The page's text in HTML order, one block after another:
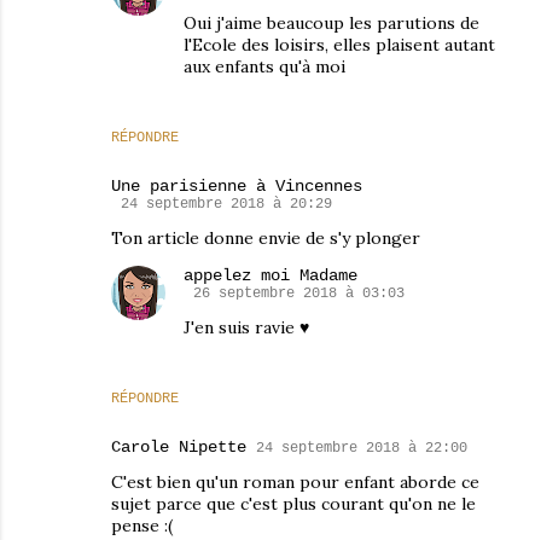
RÉPONDRE
Oui j'aime beaucoup les parutions de
l'Ecole des loisirs, elles plaisent autant
aux enfants qu'à moi
Une parisienne à Vincennes
24 septembre 2018 à 20:29
Ton article donne envie de s'y plonger
RÉPONDRE
appelez moi Madame
26 septembre 2018 à 03:03
J'en suis ravie ♥
Carole Nipette 24 septembre 2018 à 22:00
C'est bien qu'un roman pour enfant aborde ce
sujet parce que c'est plus courant qu'on ne le
pense :(